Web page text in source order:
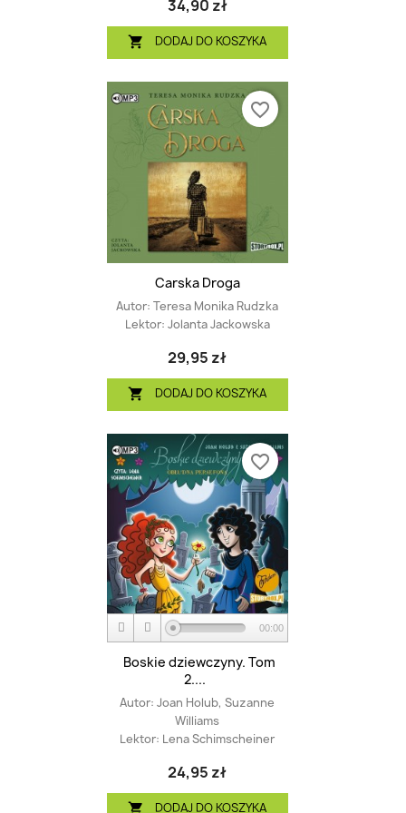
34,90 zł
 DODAJ DO KOSZYKA
Carska Droga
Autor: Teresa Monika Rudzka
Lektor: Jolanta Jackowska
29,95 zł
 DODAJ DO KOSZYKA
favorite_border
00:00
Boskie dziewczyny. Tom
2....
Autor: Joan Holub, Suzanne
Williams
Lektor: Lena Schimscheiner
24,95 zł
 DODAJ DO KOSZYKA
favorite_border